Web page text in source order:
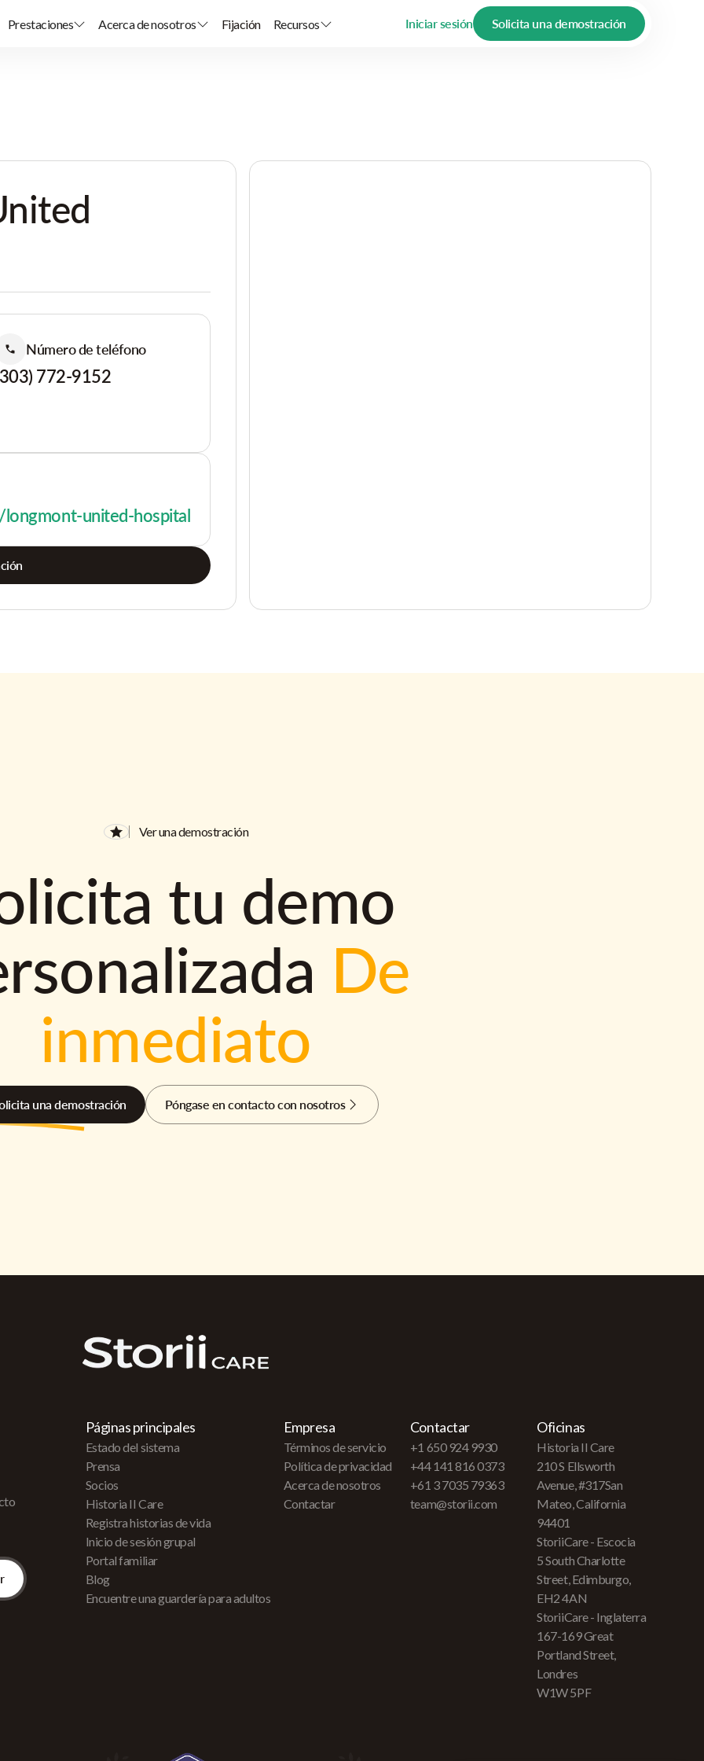
Prestaciones Acerca de nosotros Fijación Recursos Iniciar sesión Solicita una demostración
Número de teléfono
772-9152
united-hospital
Ver una demostración
tu demo
De
inmediato
una demostración Póngase en contacto con nosotros
Páginas principales
Estado del sistema
Prensa
Socios
Historia II Care
Registra historias de vida
Inicio de sesión grupal
Portal familiar
Blog
Encuentre una guardería para adultos
Empresa
Términos de servicio
Política de privacidad
Acerca de nosotros
Contactar
Contactar
+1 650 924 9930
+44 141 816 0373
+61 3 7035 79363
team@storii.com
Oficinas
Historia II Care
210 S Ellsworth
Avenue, #317San
Mateo, California
94401
StoriiCare - Escocia
5 South Charlotte
Street, Edimburgo,
EH2 4AN
StoriiCare - Inglaterra
167-169 Great
Portland Street,
Londres
W1W 5PF